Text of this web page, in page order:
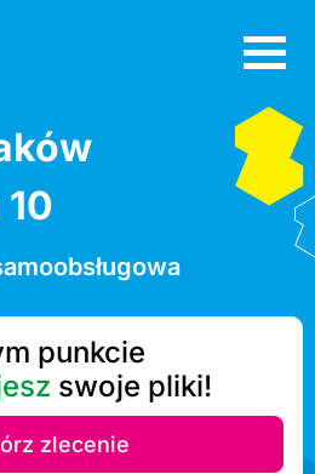
punkcie
swoje pliki!
zlecenie